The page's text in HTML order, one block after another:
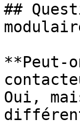
##
**Peut-
Oui,